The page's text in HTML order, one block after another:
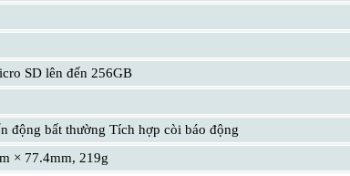
SD lên đến 256GB
động bất thường Tích hợp còi báo động
× 77.4mm, 219g